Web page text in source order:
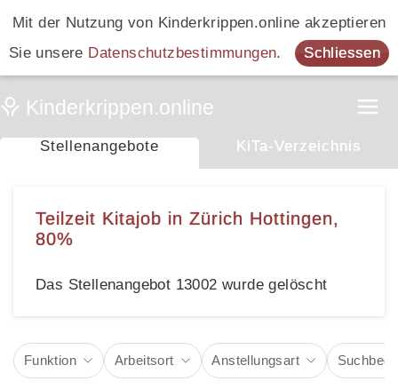
Mit der Nutzung von Kinderkrippen.online akzeptieren
Sie unsere Datenschutzbestimmungen. Schliessen
Stellenangebote KiTa-Verzeichnis
Teilzeit Kitajob in Zürich Hottingen,
80%
Das Stellenangebot 13002 wurde gelöscht
Funktion Arbeitsort Anstellungsart